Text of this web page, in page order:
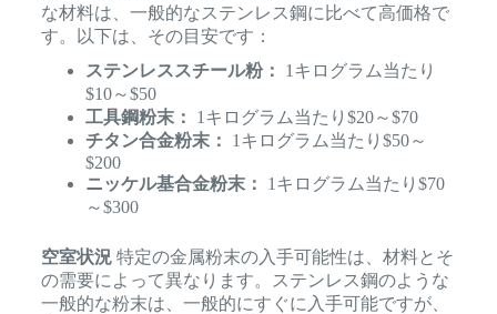
な材料は、一般的なステンレス鋼に比べて高価格で
す。以下は、その目安です：
ステンレススチール粉：
1キログラム当たり
$10～$50
工具鋼粉末：
1キログラム当たり$20～$70
チタン合金粉末：
1キログラム当たり$50～
$200
ニッケル基合金粉末：
1キログラム当たり$70
～$300
空室状況特定の金属粉末の入手可能性は、材料とそ
の需要によって異なります。ステンレス鋼のような
一般的な粉末は、一般的にすぐに入手可能ですが、